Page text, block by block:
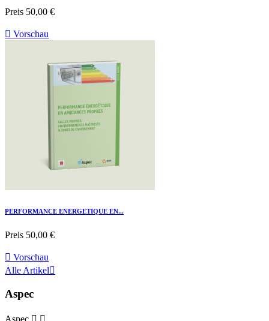
Preis 50,00 €
 Vorschau
PERFORMANCE ENERGETIQUE EN...
Preis 50,00 €
 Vorschau
Alle Artikel
Aspec
Aspec  